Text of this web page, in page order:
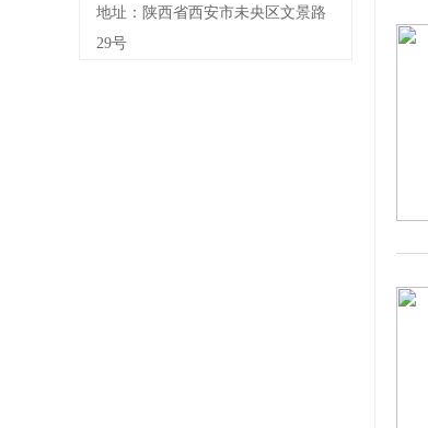
地址：陕西省西安市未央区文景路
29号